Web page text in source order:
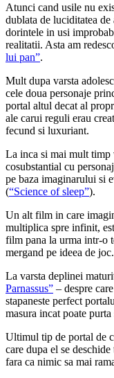
Atunci cand usile nu
dublata de luciditatea
dorintele in usi
realitatii. Asta am
lui pan”.
Mult dupa varsta
cele doua personaje
portal altul decat al
ale carui reguli erau
fecund si luxuriant.
La inca si mai mult timp
cosubstantial cu
pe baza imaginarului si
(“Science of sleep”).
Un alt film in care
multiplica spre infinit,
film pana la urma intr-o
mergand pe ideea de joc.
La varsta deplinei
Parnassus” – despre
stapaneste perfect
masura incat poate
Ultimul tip de portal de
care dupa el se
fara ca nimic sa mai